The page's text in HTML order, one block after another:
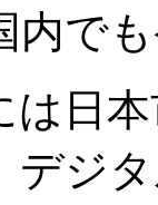
内で
日
デジ